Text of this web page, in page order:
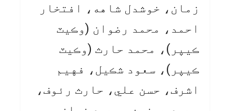
زمان، خوشدل شاهه، افتخار
احمد، محمد رضوان (وڪيٽ
ڪيپر)، محمد حارث (وڪيٽ
ڪيپر)، سعود شڪيل، فهيم
اشرف، حسن علي، حارث رئوف،